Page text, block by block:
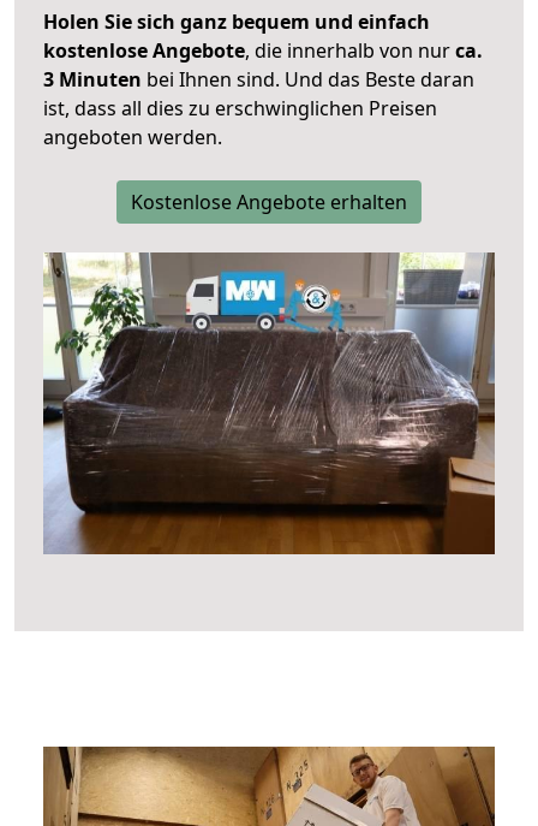
Holen Sie sich ganz bequem und einfach
kostenlose Angebote, die innerhalb von nurca.
3 Minuten bei Ihnen sind. Und das Beste daran
ist, dass all dies zu erschwinglichen Preisen
angeboten werden.
Kostenlose Angebote erhalten